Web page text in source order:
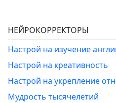
НЕЙРОКОРРЕКТОРЫ
Настрой на изучение
Настрой на креативность
Настрой на укрепление
Мудрость тысячелетий